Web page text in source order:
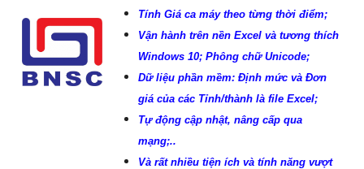
Tính Giá ca máy theo từng thời điểm;
Vận hành trên nền Excel và tương thích
Windows 10; Phông chữ Unicode;
Dữ liệu phần mềm: Định mức và Đơn
giá của các Tỉnh/thành là file Excel;
Tự động cập nhật, nâng cấp qua
mạng;..
Và rất nhiều tiện ích và tính năng vượt